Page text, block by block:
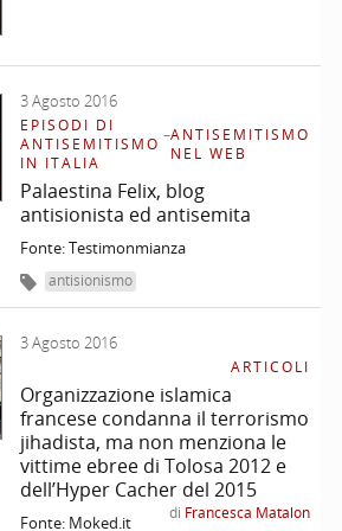
Capuano
3 Agosto 2016
EPISODI DI
ANTISEMITISMO
IN ITALIA
–ANTISEMITISMO
NEL WEB
Palaestina Felix, blog
antisionista ed antisemita
Fonte: Testimonmianza
antisionismo
3 Agosto 2016
ARTICOLI
Organizzazione islamica
francese condanna il terrorismo
jihadista, ma non menziona le
vittime ebree di Tolosa 2012 e
dell’Hyper Cacher del 2015
di Francesca Matalon
Fonte: Moked.it